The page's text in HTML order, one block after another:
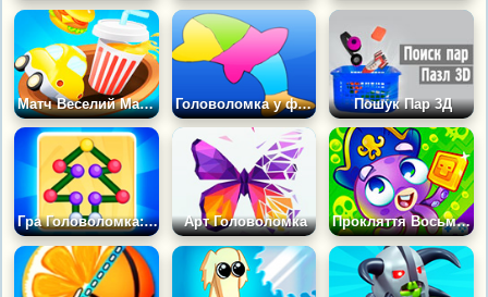
Матч Веселий Майстер 3Д Головоломка у формі тварин Пошук Пар 3Д
Гра Головоломка: Чарівний Малюнок Арт Головоломка Прокляття Восьминога